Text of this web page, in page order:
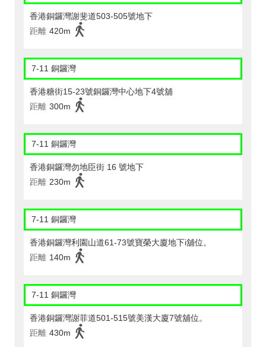
香港銅鑼灣謝斐道503-505號地下
距離 420m
7-11 銅鑼灣
香港糖街15-23號銅鑼灣中心地下4號舖
距離 300m
7-11 銅鑼灣
香港銅鑼灣勿地臣街 16 號地下
距離 230m
7-11 銅鑼灣
香港銅鑼灣利園山道61-73號寶榮大廈地下i舖位。
距離 140m
7-11 銅鑼灣
香港銅鑼灣謝菲道501-515號美漢大廈7號舖位。
距離 430m